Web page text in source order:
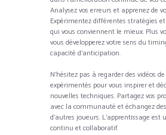
Analysez vos erreurs et apprenez de
Expérimentez différentes stratégies
qui vous conviennent le mieux. Plus
vous développerez votre sens du
capacité d’anticipation.
N’hésitez pas à regarder des vidéos
expérimentés pour vous inspirer et
nouvelles techniques. Partagez vos
avec la communauté et échangez
d’autres joueurs. L’apprentissage est
continu et collaboratif.